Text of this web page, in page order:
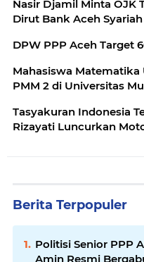
Nasir Djamil Minta OJK
Dirut Bank Aceh Syariah
DPW PPP Aceh Target
Mahasiswa
PMM 2 di Universitas
Tasyakuran Indonesia
Rizayati Luncurkan
Berita Terpopuler
Politisi Senior PPP
Amin Resmi